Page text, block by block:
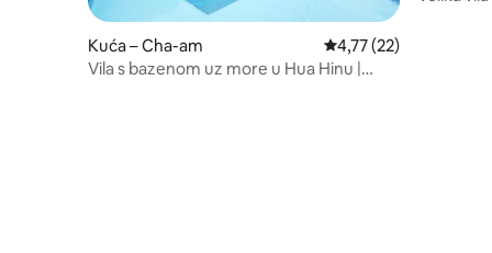
Kuća – Cha-am Prosječna ocjena:
4,77 (22)
Vila s bazenom uz more u Hua Hinu |